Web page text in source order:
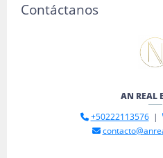
Contáctanos
AN REAL
+50222113576|